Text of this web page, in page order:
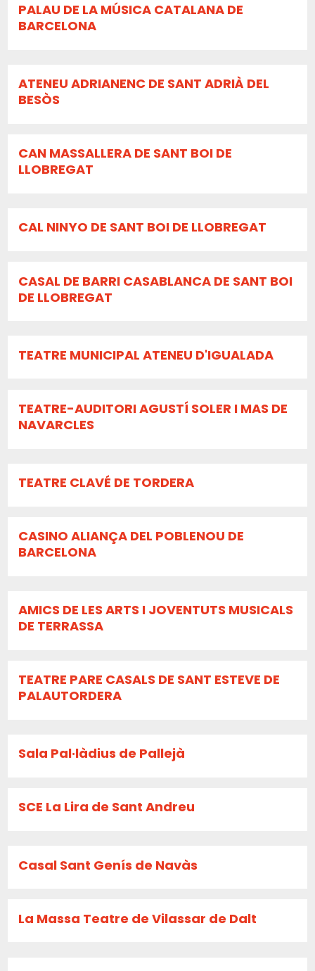
PALAU DE LA MÚSICA CATALANA DE
BARCELONA
ATENEU ADRIANENC DE SANT ADRIÀ DEL
BESÒS
CAN MASSALLERA DE SANT BOI DE
LLOBREGAT
CAL NINYO DE SANT BOI DE LLOBREGAT
CASAL DE BARRI CASABLANCA DE SANT BOI
DE LLOBREGAT
TEATRE MUNICIPAL ATENEU D'IGUALADA
TEATRE-AUDITORI AGUSTÍ SOLER I MAS DE
NAVARCLES
TEATRE CLAVÉ DE TORDERA
CASINO ALIANÇA DEL POBLENOU DE
BARCELONA
AMICS DE LES ARTS I JOVENTUTS MUSICALS
DE TERRASSA
TEATRE PARE CASALS DE SANT ESTEVE DE
PALAUTORDERA
Sala Pal·làdius de Pallejà
SCE La Lira de Sant Andreu
Casal Sant Genís de Navàs
La Massa Teatre de Vilassar de Dalt